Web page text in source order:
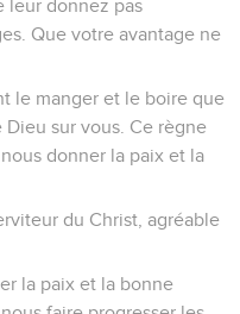
leur donnez pas
Que votre avantage ne
le manger et le boire que
sur vous. Ce règne
donner la paix et la
du Christ, agréable
la paix et la bonne